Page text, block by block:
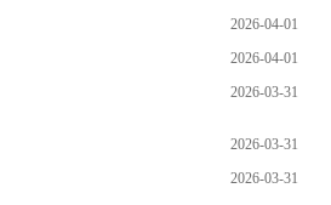
2026-04-01
2026-04-01
2026-03-31
2026-03-31
2026-03-31